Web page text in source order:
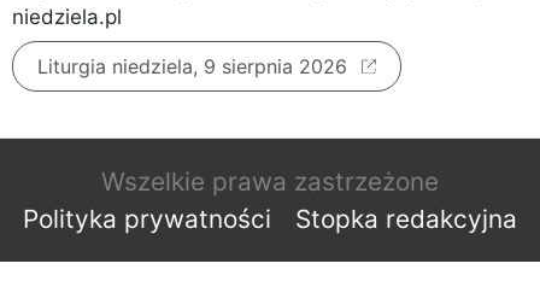
niedziela.pl
Liturgia niedziela, 9 sierpnia 2026
Wszelkie prawa zastrzeżone
Polityka prywatności
Stopka redakcyjna